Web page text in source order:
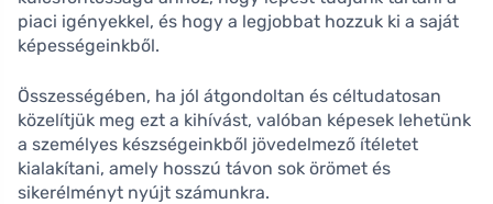
piaci igényekkel, és hogy a legjobbat hozzuk ki a saját
képességeinkből.
Összességében, ha jól átgondoltan és céltudatosan
közelítjük meg ezt a kihívást, valóban képesek lehetünk
a személyes készségeinkből jövedelmező ítéletet
kialakítani, amely hosszú távon sok örömet és
sikerélményt nyújt számunkra.